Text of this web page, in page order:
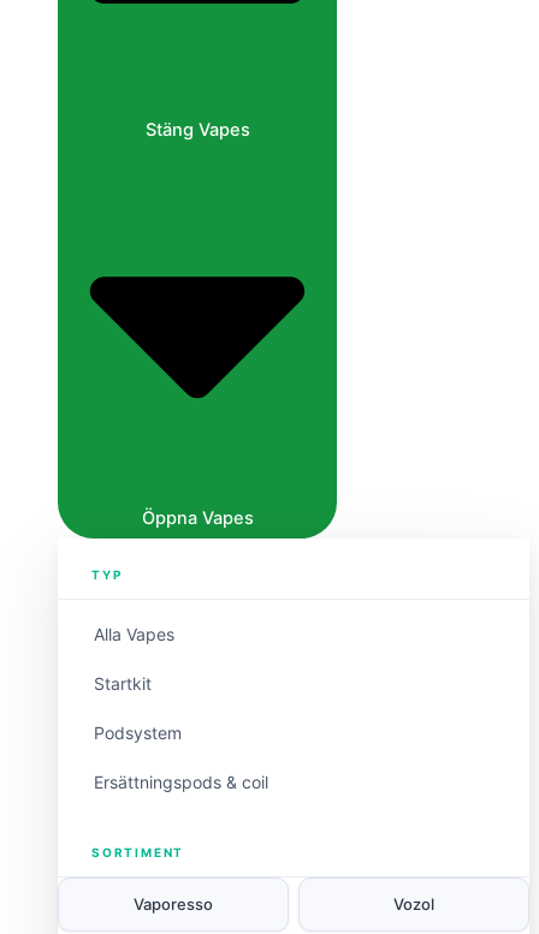
Stäng Vapes
Öppna Vapes
TYP
Alla Vapes
Startkit
Podsystem
Ersättningspods & coil
SORTIMENT
Vaporesso Vozol